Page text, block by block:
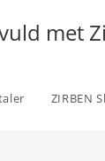
met
ZIRBEN